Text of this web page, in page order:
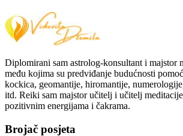
Diplomirani sam astrolog-konsultant i majstor
među kojima su predviđanje budućnosti
kockica, geomantije, hiromantije,
itd. Reiki sam majstor učitelj i učitelj
pozitivnim energijama i čakrama.
Brojač posjeta